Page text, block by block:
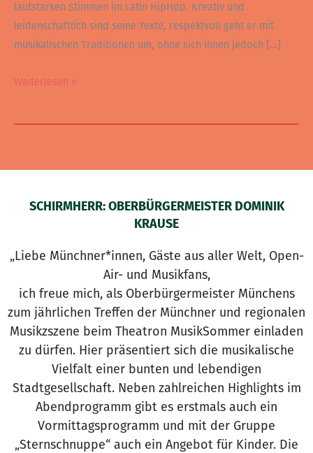
lautstarken Stimmen im Latin HipHop. Kreativ und
leidenschaftlich sind seine Texte, respektvoll geht er mit
musikalischen Traditionen um, ohne sich ihnen jedoch […]
Weiterlesen »
SCHIRMHERR: OBERBÜRGERMEISTER DOMINIK
KRAUSE
„Liebe Münchner*innen, Gäste aus aller Welt, Open-
Air- und Musikfans,
ich freue mich, als Oberbürgermeister Münchens
zum jährlichen Treffen der Münchner und regionalen
Musikzszene beim Theatron MusikSommer einladen
zu dürfen. Hier präsentiert sich die musikalische
Vielfalt einer bunten und lebendigen
Stadtgesellschaft. Neben zahlreichen Highlights im
Abendprogramm gibt es erstmals auch ein
Vormittagsprogramm und mit der Gruppe
„Sternschnuppe“ auch ein Angebot für Kinder. Die